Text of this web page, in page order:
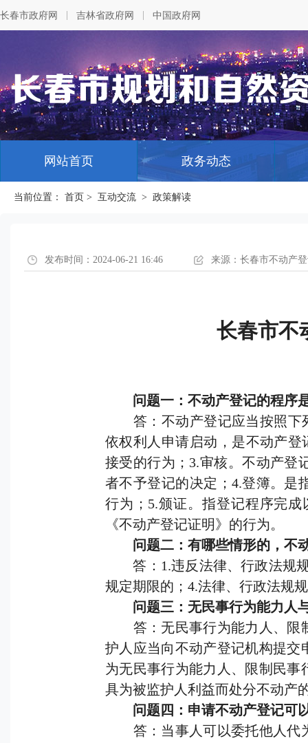
长春市政府网 吉林省政府网 中国政府网
网站首页 政务动态
当前位置： 首页 > 互动交流 > 政策解读
发布时间：2024-06-21 16:46 来源：长春市不动产
长春市不
问题一：不动产登记的程序
答：不动产登记应当按照下
依权利人申请启动，是不动产
接受的行为；3.审核。不动产登
者不予登记的决定；4.登簿。是
行为；5.颁证。指登记程序完
《不动产登记证明》的行为。
问题二：有哪些情形的，不
答：1.违反法律、行政法规规
规定期限的；4.法律、行政法规
问题三：无民事行为能力人与
答：无民事行为能力人、限制
护人应当向不动产登记机构提交
为无民事行为能力人、限制民
具为被监护人利益而处分不动产
问题四：申请不动产登记可
答：当事人可以委托他人代为